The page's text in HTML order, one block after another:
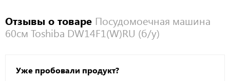
Отзывы о товаре Посудомоечная машина
60см Toshiba DW14F1(W)RU (б/у)
Уже пробовали продукт?